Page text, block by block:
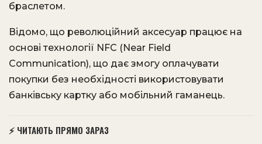
браслетом.
Відомо, що революційний аксесуар працює на
основі технології NFC (Near Field
Communication), що дає змогу оплачувати
покупки без необхідності використовувати
банківську картку або мобільний гаманець.
⚡ ЧИТАЮТЬ ПРЯМО ЗАРАЗ